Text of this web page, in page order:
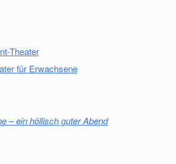
Theater
für Erwachsene
– ein höllisch guter Abend